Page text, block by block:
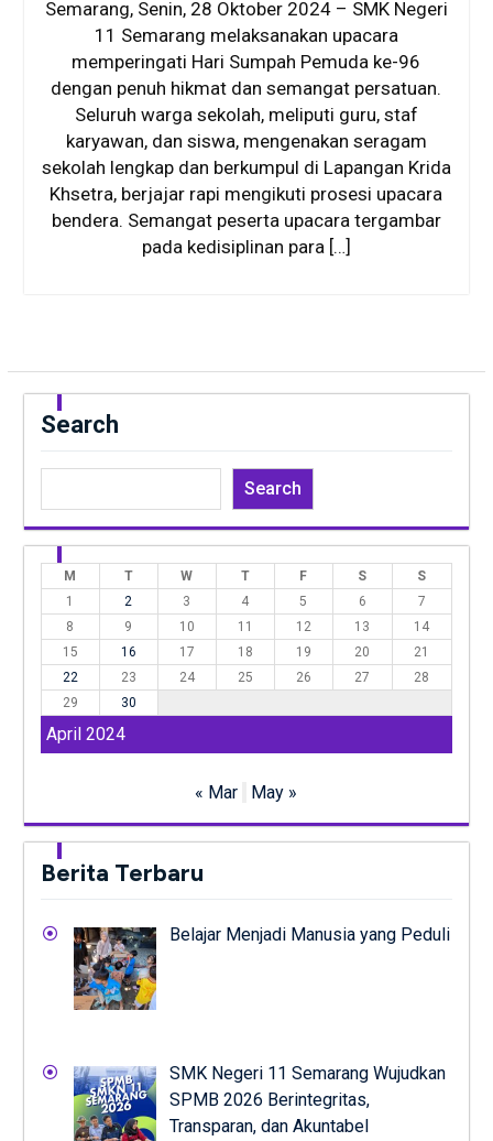
Semarang, Senin, 28 Oktober 2024 – SMK Negeri
11 Semarang melaksanakan upacara
memperingati Hari Sumpah Pemuda ke-96
dengan penuh hikmat dan semangat persatuan.
Seluruh warga sekolah, meliputi guru, staf
karyawan, dan siswa, mengenakan seragam
sekolah lengkap dan berkumpul di Lapangan Krida
Khsetra, berjajar rapi mengikuti prosesi upacara
bendera. Semangat peserta upacara tergambar
pada kedisiplinan para […]
Search
Search
April 2024
M T W T F S
S
1
2 3 4 5 6
7
8
9 10 11 12 13
14
15
16 17 18 19 20
21
22
23 24 25 26 27
28
29
30
« Mar May »
Berita Terbaru
Belajar Menjadi Manusia yang Peduli
SMK Negeri 11 Semarang Wujudkan
SPMB 2026 Berintegritas,
Transparan, dan Akuntabel